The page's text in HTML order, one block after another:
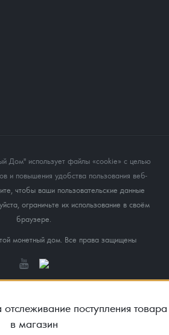
использует файлы «cookie» с целью
и повышения удобства пользования веб-
чтобы ваши пользовательские данные
ограничьте их использование в своём
браузере.
монетный дом. Все права защищены
поступления товара
в магазин